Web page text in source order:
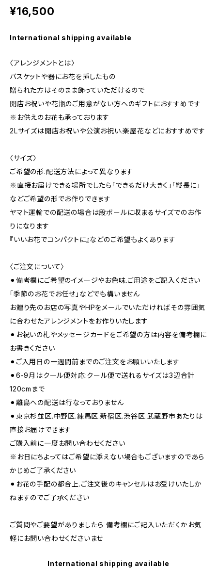
¥16,500
International shipping available
〈アレンジメントとは〉
バスケットや器にお花を挿したもの
贈られた方はそのまま飾っていただけるので
開店お祝いや花瓶のご用意がない方へのギフトにおすすめです
※お供えのお花も承っております
2Lサイズは開店お祝いや公演お祝い.楽屋花などにおすすめです
〈サイズ〉
ご希望の形.配送方法によって異なります
※直接お届けできる場所でしたら「できるだけ大きく」「縦長に」
などご希望の形でお作りできます
ヤマト運輸での配送の場合は段ボールに収まるサイズでのお作
りになります
『いいお花でコンパクトに』などのご希望もよくあります
〈ご注文について〉
⚫︎備考欄にご希望のイメージやお色味.ご用途をご記入ください
「季節のお花でお任せ」などでも構いません
お贈り先のお店の写真やHPをメールでいただければその雰囲気
に合わせたアレンジメントをお作りいたします
⚫︎お祝いの札やメッセージカードをご希望の方は内容を備考欄に
お書きください
⚫︎ご入用日の一週間前までのご注文をお願いいたします
⚫︎6-9月はクール便対応:クール便で送れるサイズは3辺合計
120cmまで
⚫︎離島への配送は行なっておりません
⚫︎東京杉並区.中野区.練馬区.新宿区.渋谷区.武蔵野市あたりは
直接お届けできます
ご購入前に一度お問い合わせください
※お日にちよってはご希望に添えない場合もございますのであら
かじめご了承ください
⚫︎お花の手配の都合上.ご注文後のキャンセルはお受けいたしか
ねますのでご了承ください
ご質問やご要望がありましたら 備考欄にご記入いただくかお気
軽にお問い合わせくださいませ
International shipping available